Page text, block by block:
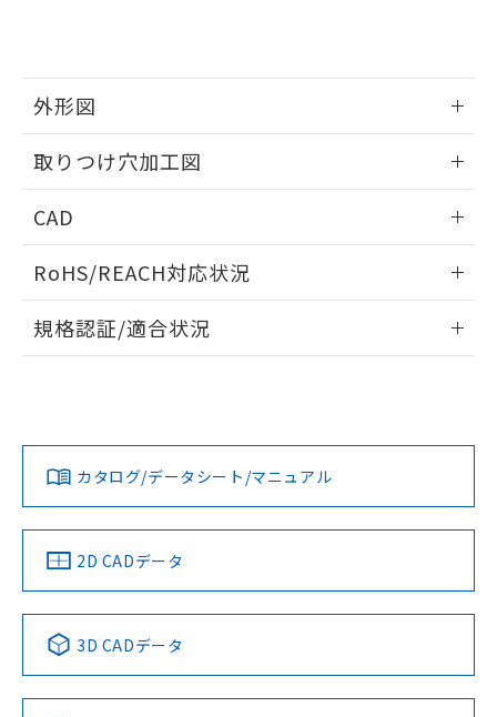
外形図
取りつけ穴加工図
CAD
ドすることができます。
ログイン/会員登録
ダウンロードデータをご利用いただく前に、以下を必ずお読
みください。
ソフトウェアの使用条件
RoHS/REACH対応状況
EU RoHS 注意事項・凡例
対応済み
中国 RoHS 注意事項・凡例
Pb Hg Cd Cr(VI)
規格認証/適合状況
カタログ/データシート/マニュアル
2D CADデータ
3D CADデータ
欄に対応日を記載しておりました。
既に当社にて対応品への在庫切替を完了
していることから、特段のことがない限
す。